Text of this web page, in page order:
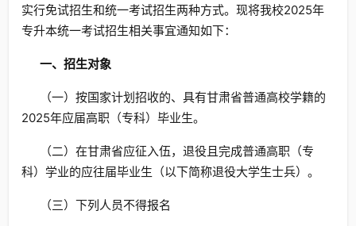
实行免试招生和统一考试招生两种方式。现将我校2025年
专升本统一考试招生相关事宜通知如下：
一、招生对象
（一）按国家计划招收的、具有甘肃省普通高校学籍的
2025年应届高职（专科）毕业生。
（二）在甘肃省应征入伍，退役且完成普通高职（专
科）学业的应往届毕业生（以下简称退役大学生士兵）。
（三）下列人员不得报名